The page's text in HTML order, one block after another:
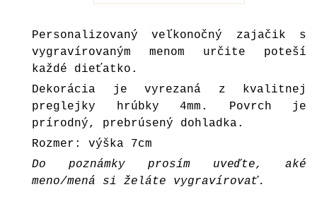
Personalizovaný veľkonočný zajačik s
vygravírovaným menom určite poteší
každé dieťatko.
Dekorácia je vyrezaná z kvalitnej
preglejky hrúbky 4mm. Povrch je
prírodný, prebrúsený dohladka.
Rozmer: výška 7cm
Do poznámky prosím uveďte, aké
meno/mená si želáte vygravírovať.